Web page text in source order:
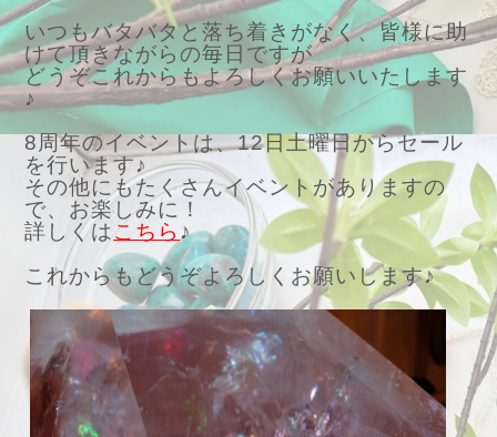
いつもバタバタと落ち着きがなく、皆様に助
けて頂きながらの毎日ですが
どうぞこれからもよろしくお願いいたします
♪
8周年のイベントは、12日土曜日からセール
を行います♪
その他にもたくさんイベントがありますの
で、お楽しみに！
詳しくは こちら ♪
これからもどうぞよろしくお願いします♪